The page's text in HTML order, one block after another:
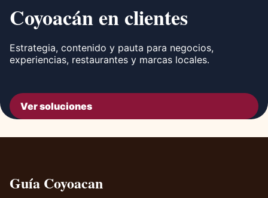
Coyoacán en clientes
Estrategia, contenido y pauta para negocios,
experiencias, restaurantes y marcas locales.
Ver soluciones
Guía Coyoacan